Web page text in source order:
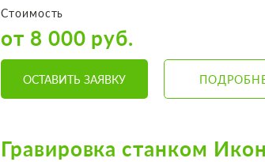
Стоимость
от 8 000 руб.
ОСТАВИТЬ ЗАЯВКУ
Гравировка станком